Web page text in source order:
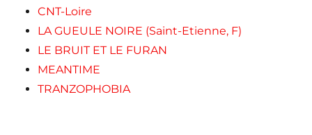
CNT-Loire
LA GUEULE NOIRE (Saint-Etienne, F)
LE BRUIT ET LE FURAN
MEANTIME
TRANZOPHOBIA